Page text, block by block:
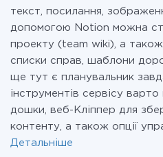
текст, посилання,
допомогою Notion можна
проекту (team wiki), а також
списки справ, шаблони
ще тут є планувальник
інструментів сервісу
дошки, веб-Кліппер для
контенту, а також опції
Детальніше